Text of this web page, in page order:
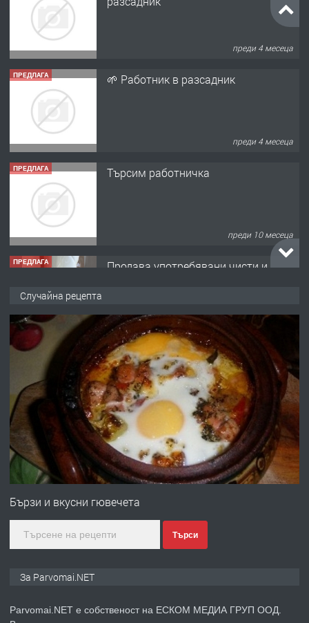
ПРЕДЛАГА 🌱 Работник в разсадник
ПРЕДЛАГА
ПРЕДЛАГА
преди 1 година
преди 1 година
Първи поход "По стъпките на Ангел
Войвода"
преди 1 година
ПРЕДЛАГА
Монтажник на малки детайли за
Случайна рецепта
Бързи и вкусни гювечета
Търси
За Parvomai.NET
Parvomai.NET е собственост на ЕСКОМ МЕДИА ГРУП ООД.